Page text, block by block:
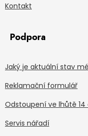
Kontakt
Podpora
Jaký je aktuální stav
Reklamační formulář
Odstoupení ve lhůtě 14
Servis nářadí